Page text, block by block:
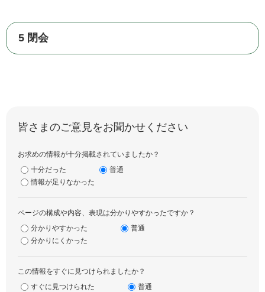
5 閉会
皆さまのご意見をお聞かせください
お求めの情報が十分掲載されていましたか？
十分だった
普通
情報が足りなかった
ページの構成や内容、表現は分かりやすかったですか？
分かりやすかった
普通
分かりにくかった
この情報をすぐに見つけられましたか？
すぐに見つけられた
普通